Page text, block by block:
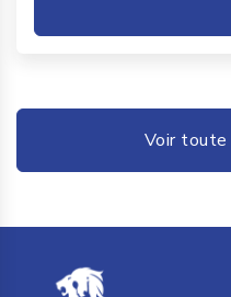
Voir